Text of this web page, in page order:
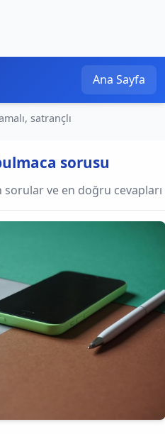
Ana Sayfa
satrançlı
sorusu
sorular ve en doğru cevapları